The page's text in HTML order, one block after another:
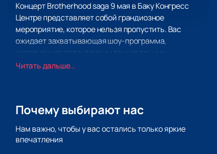
Концерт Brotherhood saga 9 мая в Баку Конгресс
Центре представляет собой грандиозное
мероприятие, которое нельзя пропустить. Вас
ожидает захватывающая шоу-программа,
исполненная талантливым танцевальным
ансамблем «Алагез».
Купить билеты на концерт Brotherhood saga 9
на нашем сайте.
Не упустите возможность насладиться
Читать дальше...
Почему выбирают нас
Нам важно, чтобы у вас остались только яркие
впечатления